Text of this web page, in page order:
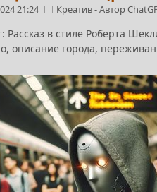
21:24 Креатив-Автор
Рассказ в стиле Роберта
описание города,